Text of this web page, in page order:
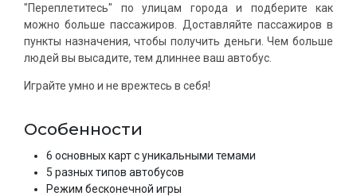
"Переплетитесь" по улицам города и подберите как
можно больше пассажиров. Доставляйте пассажиров в
пункты назначения, чтобы получить деньги. Чем больше
людей вы высадите, тем длиннее ваш автобус.
Играйте умно и не врежтесь в себя!
Особенности
6 основных карт с уникальными темами
5 разных типов автобусов
Режим бесконечной игры